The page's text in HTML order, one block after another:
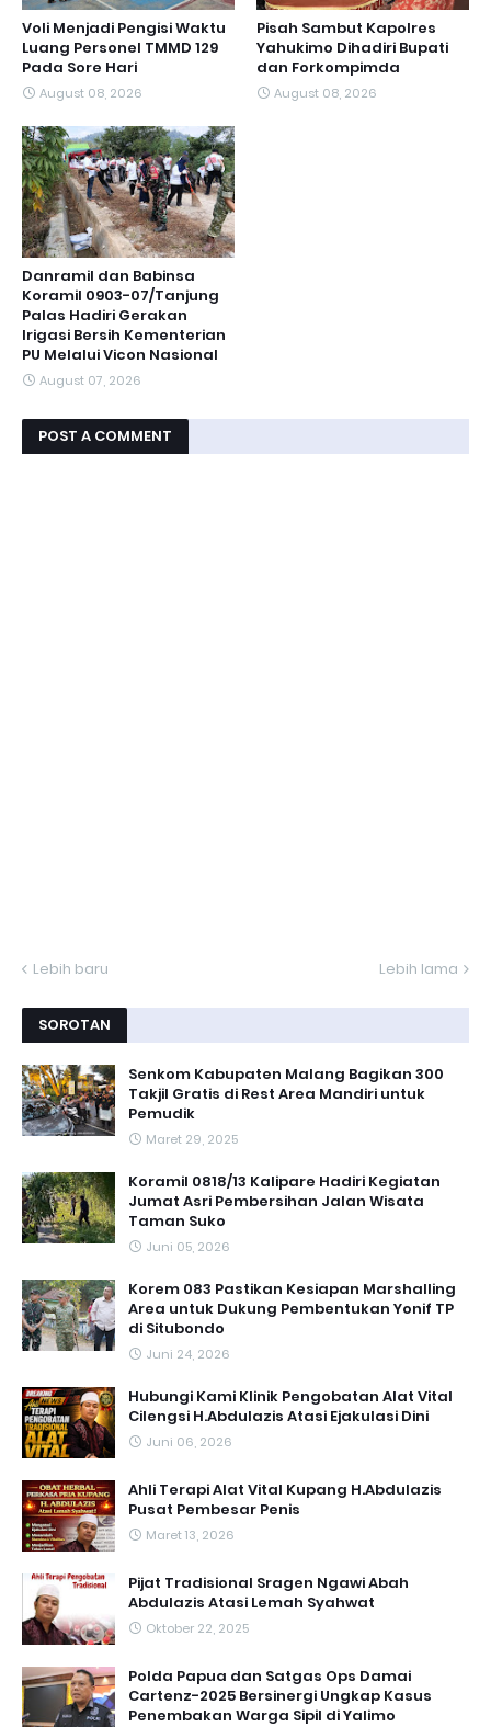
Voli Menjadi Pengisi Waktu
Luang Personel TMMD 129
Pada Sore Hari
August 08, 2026
Pisah Sambut Kapolres
Yahukimo Dihadiri Bupati
dan Forkompimda
August 08, 2026
Danramil dan Babinsa
Koramil 0903-07/Tanjung
Palas Hadiri Gerakan
Irigasi Bersih Kementerian
PU Melalui Vicon Nasional
August 07, 2026
POST A COMMENT
Lebih baru Lebih lama
SOROTAN
Senkom Kabupaten Malang Bagikan 300
Takjil Gratis di Rest Area Mandiri untuk
Pemudik
Maret 29, 2025
Koramil 0818/13 Kalipare Hadiri Kegiatan
Jumat Asri Pembersihan Jalan Wisata
Taman Suko
Juni 05, 2026
Korem 083 Pastikan Kesiapan Marshalling
Area untuk Dukung Pembentukan Yonif TP
di Situbondo
Juni 24, 2026
Hubungi Kami Klinik Pengobatan Alat Vital
Cilengsi H.Abdulazis Atasi Ejakulasi Dini
Juni 06, 2026
Ahli Terapi Alat Vital Kupang H.Abdulazis
Pusat Pembesar Penis
Maret 13, 2026
Pijat Tradisional Sragen Ngawi Abah
Abdulazis Atasi Lemah Syahwat
Oktober 22, 2025
Polda Papua dan Satgas Ops Damai
Cartenz-2025 Bersinergi Ungkap Kasus
Penembakan Warga Sipil di Yalimo